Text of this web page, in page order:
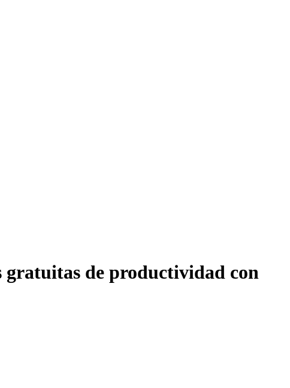
gratuitas de productividad con